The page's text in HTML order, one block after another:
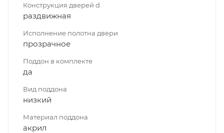
Конструкция дверей d
раздвижная
Исполнение полотна двери
прозрачное
Поддон в комплекте
да
Вид поддона
низкий
Материал поддона
акрил